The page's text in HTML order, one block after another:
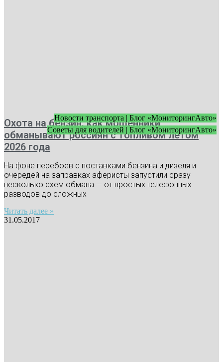
Новости транспорта | Блог «МониторингАвто»
Советы для водителей | Блог «МониторингАвто»
Охота на бензин: как мошенники
обманывают россиян с топливом летом
2026 года
На фоне перебоев с поставками бензина и дизеля и
очередей на заправках аферисты запустили сразу
несколько схем обмана — от простых телефонных
разводов до сложных
Читать далее »
31.05.2017